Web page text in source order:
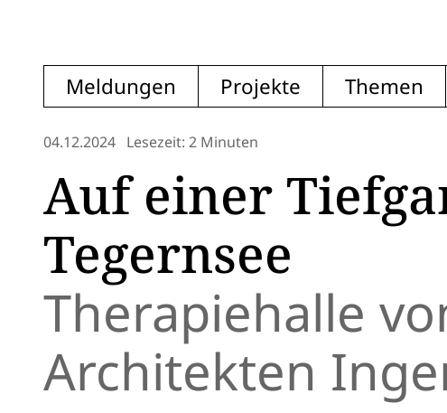
Meldungen Projekte Themen
04.12.2024 Lesezeit: 2 Minuten
Auf einer
Tegernsee
Therapiehalle
Architekten